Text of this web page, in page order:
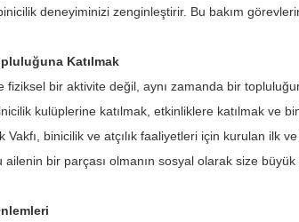
deneyiminizi zenginleştirir. Bu bakım
Katılmak
fiziksel bir aktivite değil, aynı zamanda bir
kulüplerine katılmak, etkinliklere katılmak ve
Vakfı, binicilik ve atçılık faaliyetleri için kurulan ilk
ailenin bir parçası olmanın sosyal olarak size büyük